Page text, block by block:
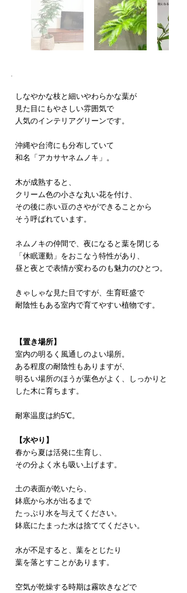
しなやかな枝と細いやわらかな葉が
見た目にもやさしい雰囲気で
人気のインテリアグリーンです。
沖縄や台湾にも分布していて
和名「アカサヤネムノキ」。
木が成熟すると、
クリーム色の小さな丸い花を付け、
その後に赤い豆のさやができることから
そう呼ばれています。
ネムノキの仲間で、夜になると葉を閉じる
「休眠運動」をおこなう特性があり、
昼と夜とで表情が変わるのも魅力のひとつ。
​​きゃしゃな見た目ですが、生育旺盛で
​耐陰性もある室内で育てやすい植物です。
【置き場所】
室内の明るく風通しのよい場所。
ある程度の耐陰性もありますが、
明るい場所のほうが葉色がよく、しっかりと
した木に育ちます。
耐寒温度は約5℃。
【水やり】
春から夏は活発に生育し、
その分よく水も吸い上げます。
土の表面が乾いたら、
鉢底から水が出るまで
たっぷり水を与えてください。
鉢底にたまった水は捨ててください。
水が不足すると、葉をとじたり
葉を落とすことがあります。
空気が乾燥する時期は霧吹きなどで